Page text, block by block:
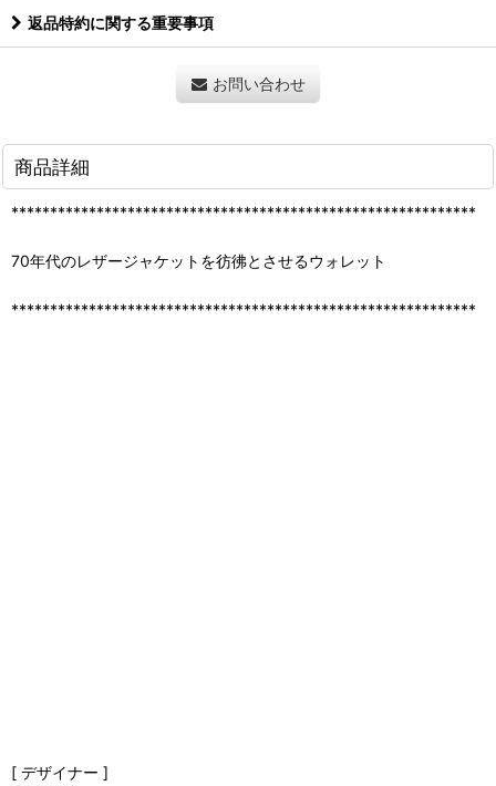
返品特約に関する重要事項
お問い合わせ
商品詳細
************************************************************
70年代のレザージャケットを彷彿とさせるウォレット
************************************************************
[ デザイナー ]